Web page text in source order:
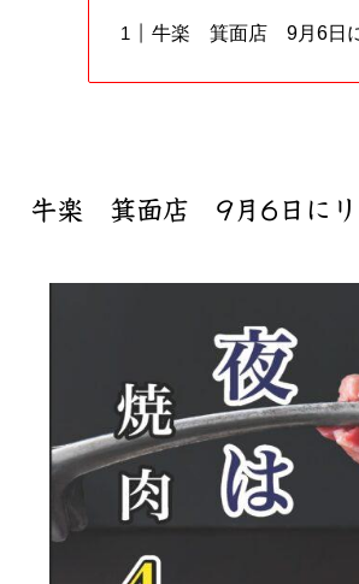
牛楽 箕面店 9月6日に
牛楽 箕面店 9月6日にリ